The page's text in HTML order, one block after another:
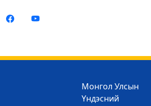
Монгол Улсын
Үндэсний